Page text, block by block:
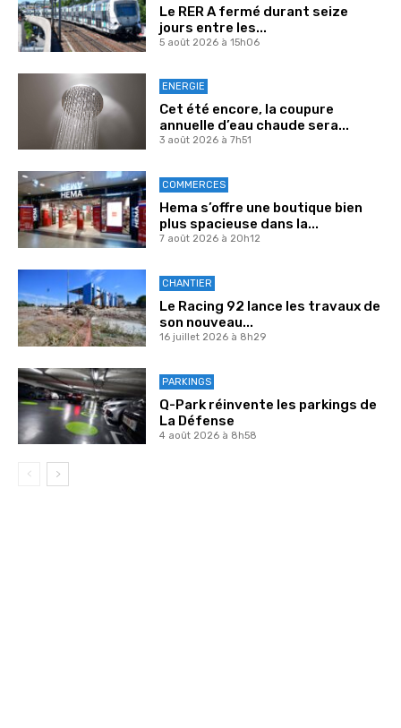
Le RER A fermé durant seize
jours entre les...
5 août 2026 à 15h06
ENERGIE
Cet été encore, la coupure
annuelle d’eau chaude sera...
3 août 2026 à 7h51
COMMERCES
Hema s’offre une boutique bien
plus spacieuse dans la...
7 août 2026 à 20h12
CHANTIER
Le Racing 92 lance les travaux de
son nouveau...
16 juillet 2026 à 8h29
PARKINGS
Q-Park réinvente les parkings de
La Défense
4 août 2026 à 8h58